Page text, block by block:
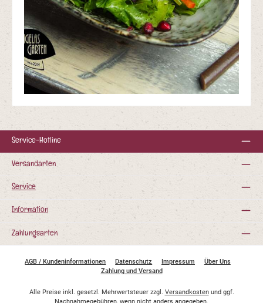
Service-Hotline
Versandarten
Service
Information
Zahlungsarten
AGB / Kundeninformationen Datenschutz Impressum
Über Uns
Zahlung und Versand
Alle Preise inkl. gesetzl. Mehrwertsteuer zzgl. Versandkostenund ggf.